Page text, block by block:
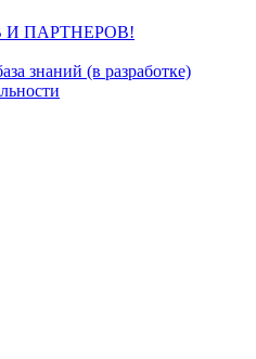
ПАРТНЕРОВ!
знаний (в разработке)